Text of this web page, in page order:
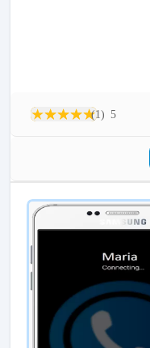
5
(1)